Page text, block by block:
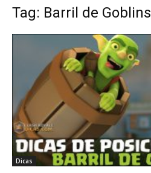
Tag: Barril de Goblins
Dicas